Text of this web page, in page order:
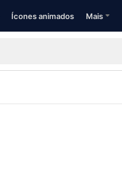
Ícones animados Mais